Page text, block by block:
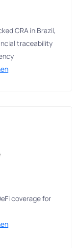
CRA in Brazil,
traceability
coverage for